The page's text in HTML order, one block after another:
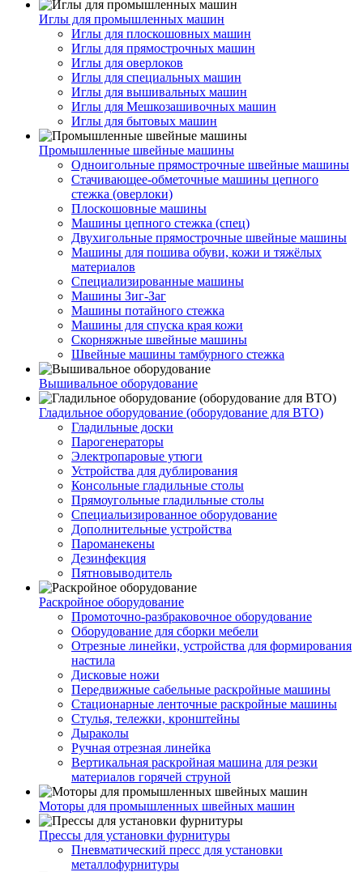
Иглы для промышленных машин
Иглы для плоскошовных машин
Иглы для прямострочных машин
Иглы для оверлоков
Иглы для специальных машин
Иглы для вышивальных машин
Иглы для Мешкозашивочных машин
Иглы для бытовых машин
Промышленные швейные машины
Одноигольные прямострочные швейные машины
Стачивающее-обметочные машины цепного
стежка (оверлоки)
Плоскошовные машины
Машины цепного стежка (спец)
Двухигольные прямострочные швейные машины
Машины для пошива обуви, кожи и тяжёлых
материалов
Специализированные машины
Машины Зиг-Заг
Машины потайного стежка
Машины для спуска края кожи
Скорняжные швейные машины
Швейные машины тамбурного стежка
Вышивальное оборудование
Гладильное оборудование (оборудование для ВТО)
Гладильные доски
Парогенераторы
Электропаровые утюги
Устройства для дублирования
Консольные гладильные столы
Прямоугольные гладильные столы
Специальизированное оборудование
Дополнительные устройства
Пароманекены
Дезинфекция
Пятновыводитель
Раскройное оборудование
Промоточно-разбраковочное оборудование
Оборудование для сборки мебели
Отрезные линейки, устройства для формирования
настила
Дисковые ножи
Передвижные сабельные раскройные машины
Стационарные ленточные раскройные машины
Стулья, тележки, кронштейны
Дыраколы
Ручная отрезная линейка
Вертикальная раскройная машина для резки
материалов горячей струной
Моторы для промышленных швейных машин
Прессы для установки фурнитуры
Пневматический пресс для установки
металлофурнитуры